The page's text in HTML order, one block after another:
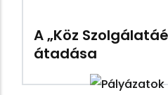
A „Köz
átadása